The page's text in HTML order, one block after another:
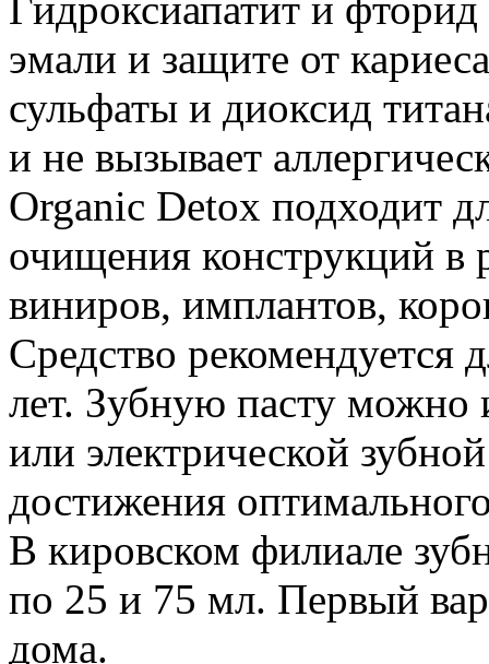
Гидроксиапатит и
эмали и защите от
сульфаты и диоксид
и не вызывает
Organic Detox подходит
очищения конструкций в
виниров, имплантов,
Средство рекомендуется
лет. Зубную пасту можно
или электрической
достижения
В кировском филиале
по 25 и 75 мл. Первый
дома.